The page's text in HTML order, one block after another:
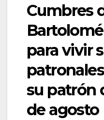
Cumbres
para vivir
su patrón
de agosto